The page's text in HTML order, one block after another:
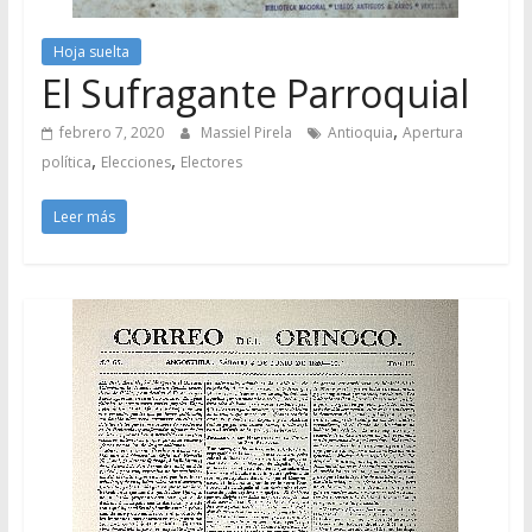
Hoja suelta
El Sufragante Parroquial
febrero 7, 2020 Massiel Pirela Antioquia, Apertura
política, Elecciones, Electores
Leer más